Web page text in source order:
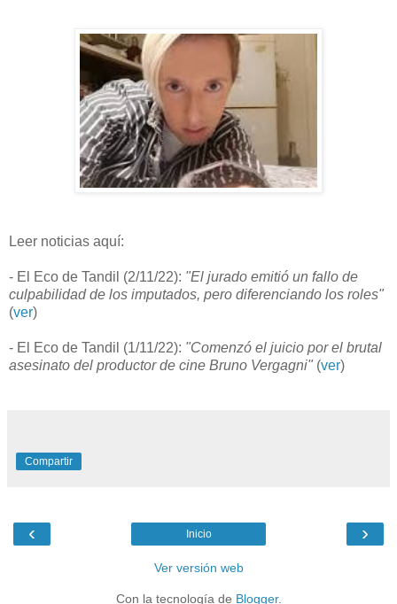
Leer noticias aquí:
- El Eco de Tandil (2/11/22): "El jurado emitió un fallo de
culpabilidad de los imputados, pero diferenciando los roles"
(ver)
- El Eco de Tandil (1/11/22): "Comenzó el juicio por el brutal
asesinato del productor de cine Bruno Vergagni" (ver)
Compartir
‹ ›
Inicio
Ver versión web
Con la tecnología de Blogger.